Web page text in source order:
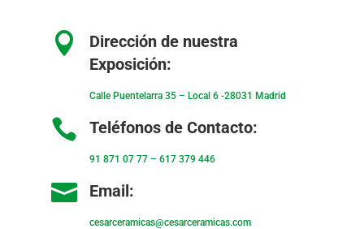

Dirección de nuestra
Exposición:
Calle Puentelarra 35 – Local 6 -28031 Madrid
 Teléfonos de Contacto:
91 871 07 77– 617 379 446
 Email:
cesarceramicas@cesarceramicas.com